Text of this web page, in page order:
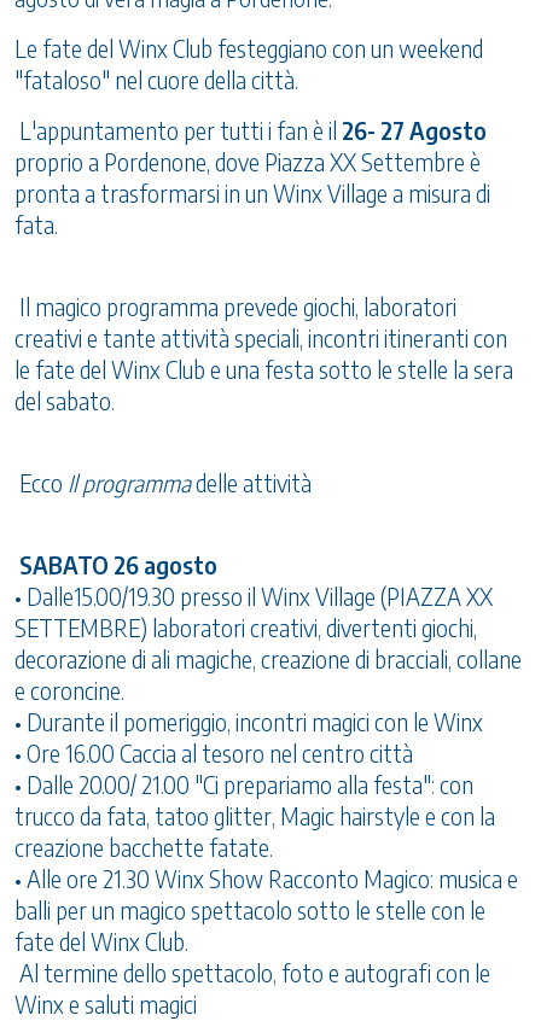
Le fate del Winx Club festeggiano con un weekend
"fataloso" nel cuore della città.
L'appuntamento per tutti i fan è il 26- 27 Agosto
proprio a Pordenone, dove Piazza XX Settembre è
pronta a trasformarsi in un Winx Village a misura di
fata.
Il magico programma prevede giochi, laboratori
creativi e tante attività speciali, incontri itineranti con
le fate del Winx Club e una festa sotto le stelle la sera
del sabato.
Ecco Il programmadelle attività
SABATO 26 agosto
• Dalle15.00/19.30 presso il Winx Village (PIAZZA XX
SETTEMBRE) laboratori creativi, divertenti giochi,
decorazione di ali magiche, creazione di bracciali, collane
e coroncine.
• Durante il pomeriggio, incontri magici con le Winx
• Ore 16.00 Caccia al tesoro nel centro città
• Dalle 20.00/ 21.00 "Ci prepariamo alla festa": con
trucco da fata, tatoo glitter, Magic hairstyle e con la
creazione bacchette fatate.
• Alle ore 21.30 Winx Show Racconto Magico: musica e
balli per un magico spettacolo sotto le stelle con le
fate del Winx Club.
Al termine dello spettacolo, foto e autografi con le
Winx e saluti magici